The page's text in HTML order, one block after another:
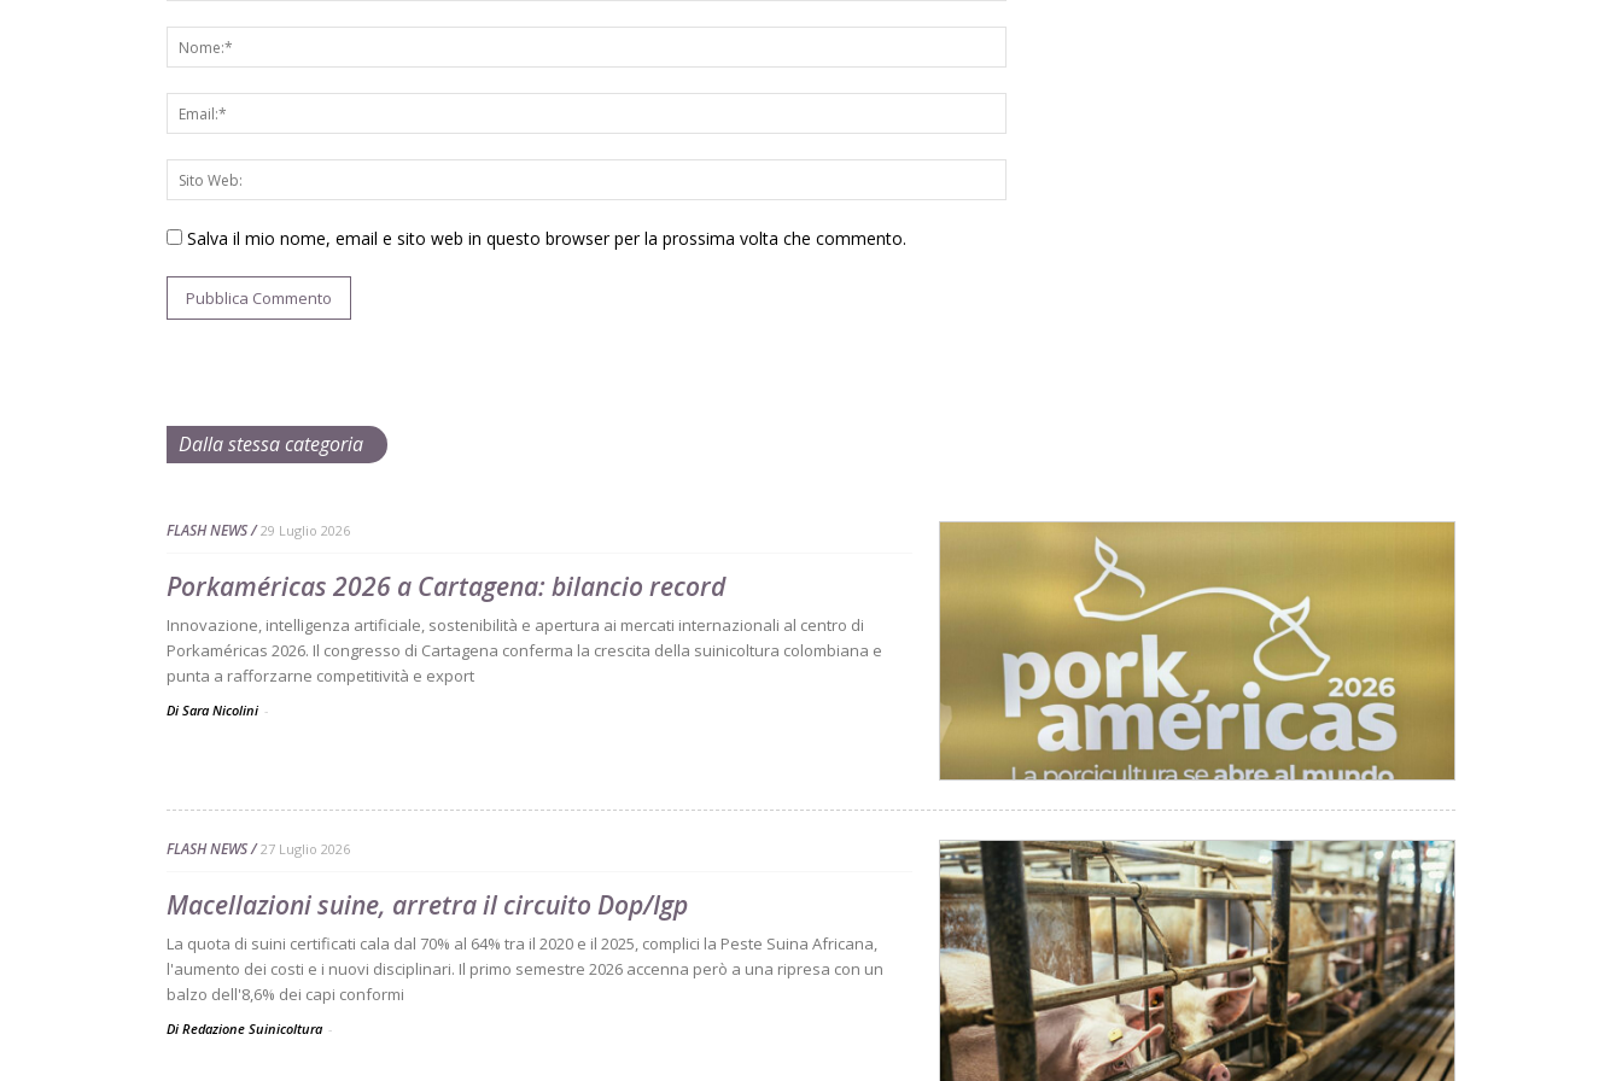
Salva il mio nome, email e sito web in questo browser per la prossima volta che commento.
Dalla stessa categoria
FLASH NEWS 29 Luglio 2026
Porkaméricas 2026 a Cartagena: bilancio record
Innovazione, intelligenza artificiale, sostenibilità e apertura ai mercati internazionali al centro di
Porkaméricas 2026. Il congresso di Cartagena conferma la crescita della suinicoltura colombiana e
punta a rafforzarne competitività e export
Di Sara Nicolini -
FLASH NEWS 27 Luglio 2026
Macellazioni suine, arretra il circuito Dop/Igp
La quota di suini certificati cala dal 70% al 64% tra il 2020 e il 2025, complici la Peste Suina Africana,
l'aumento dei costi e i nuovi disciplinari. Il primo semestre 2026 accenna però a una ripresa con un
balzo dell'8,6% dei capi conformi
Di Redazione Suinicoltura -